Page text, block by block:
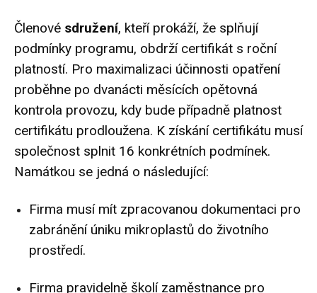
Členové sdružení, kteří prokáží, že splňují
podmínky programu, obdrží certifikát s roční
platností. Pro maximalizaci účinnosti opatření
proběhne po dvanácti měsících opětovná
kontrola provozu, kdy bude případně platnost
certifikátu prodloužena. K získání certifikátu musí
společnost splnit 16 konkrétních podmínek.
Namátkou se jedná o následující:
Firma musí mít zpracovanou dokumentaci pro
zabránění úniku mikroplastů do životního
prostředí.
Firma pravidelně školí zaměstnance pro